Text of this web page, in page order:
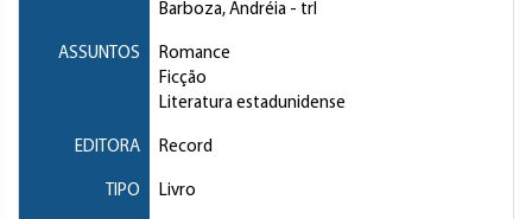
Barboza, Andréia - trl
ASSUNTOS
Romance
Ficção
Literatura estadunidense
EDITORA Record
TIPO Livro